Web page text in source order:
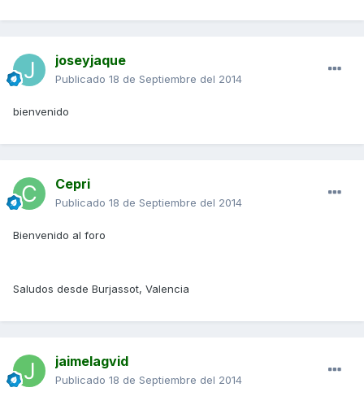
joseyjaque
Publicado 18 de Septiembre del 2014
bienvenido
Cepri
Publicado 18 de Septiembre del 2014
Bienvenido al foro
Saludos desde Burjassot, Valencia
jaimelagvid
Publicado 18 de Septiembre del 2014